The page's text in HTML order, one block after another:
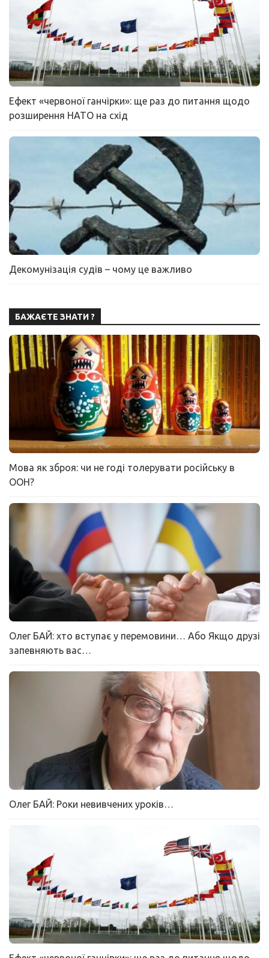
Ефект «червоної ганчірки»: ще раз до питання щодо
розширення НАТО на схід
Декомунізація судів – чому це важливо
БАЖАЄТЕ ЗНАТИ ?
Мова як зброя: чи не годі толерувати російську в
ООН?
Олег БАЙ: хто вступає у перемовини… Або Якщо друзі
запевняють вас…
Олег БАЙ: Роки невивчених уроків…